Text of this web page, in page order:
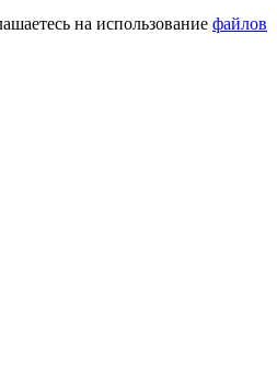
на использование файлов